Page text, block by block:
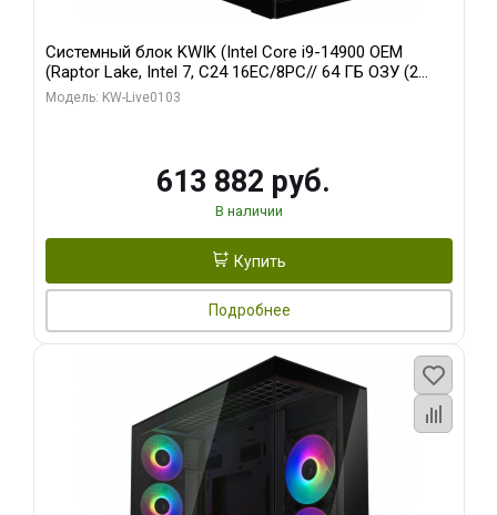
Системный блок KWIK (Intel Core i9-14900 OEM
(Raptor Lake, Intel 7, C24 16EC/8PC// 64 ГБ ОЗУ (2
модуля)/ Afox RTX4090 24GB GDDR6X 384-Bit 3xDP
Модель: KW-Live0103
613 882 руб.
В наличии
Купить
Подробнее